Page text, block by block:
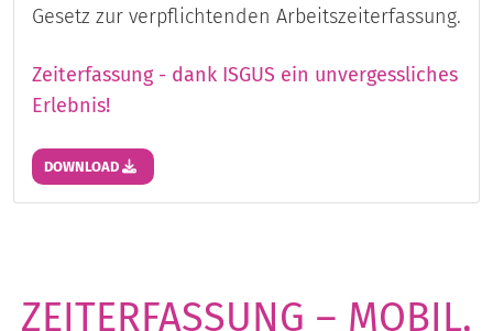
Gesetz zur verpflichtenden Arbeitszeiterfassung.
Zeiterfassung - dank ISGUS ein unvergessliches
Erlebnis!
DOWNLOAD
ZEITERFASSUNG – MOBIL,